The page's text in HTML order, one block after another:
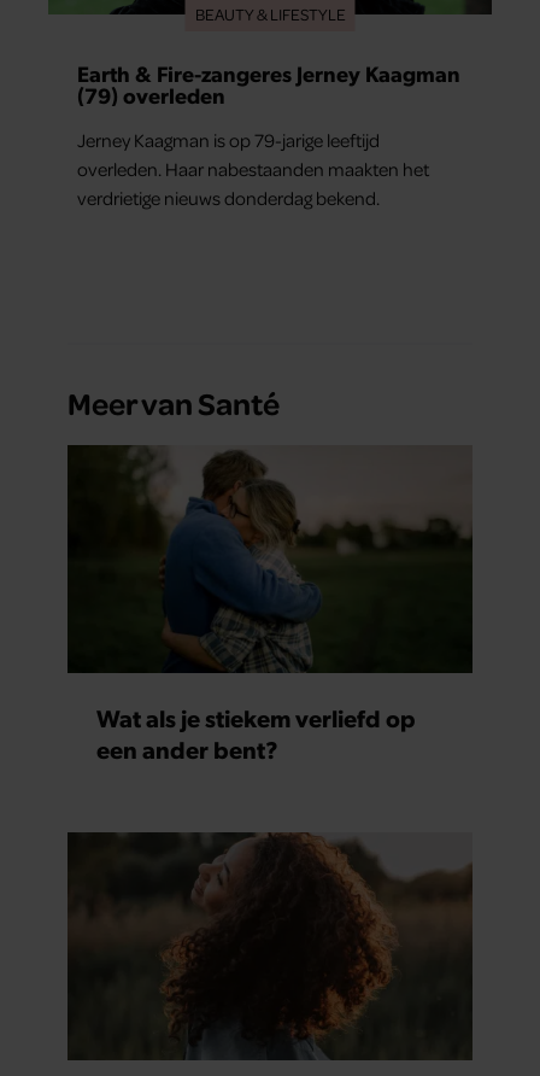
BEAUTY & LIFESTYLE
Earth & Fire-zangeres Jerney Kaagman
(79) overleden
Jerney Kaagman is op 79-jarige leeftijd
overleden. Haar nabestaanden maakten het
verdrietige nieuws donderdag bekend.
Meer van Santé
Wat als je stiekem verliefd op
een ander bent?